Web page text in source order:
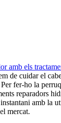
de cuidar el
fer-ho la
reparadors
amb la
mercat.